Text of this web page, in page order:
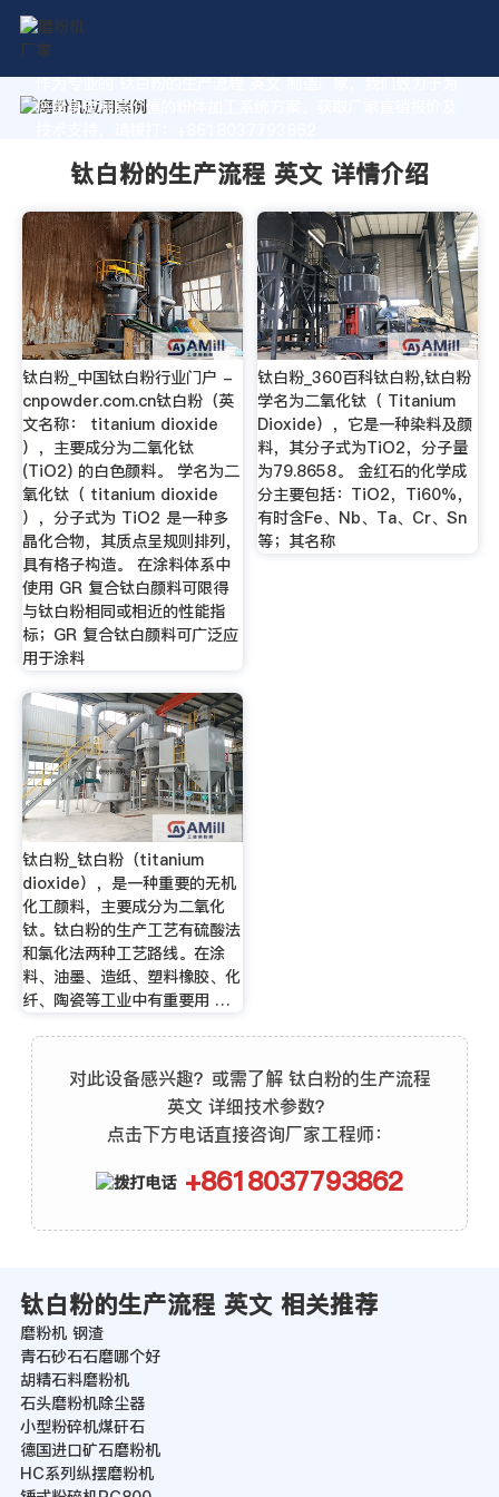
作为专业的 钛白粉的生产流程 英文 制造厂家，我们致力于为
您量身定制高价值的粉体加工系统方案。获取厂家直销报价及
钛白粉的生产流程 英文 详情介绍
钛白粉_中国钛白粉行业门户 -
cnpowder.com.cn钛白粉（英
文名称： titanium dioxide
），主要成分为二氧化钛
(TiO2) 的白色颜料。 学名为二
氧化钛（ titanium dioxide
），分子式为 TiO2 是一种多
晶化合物，其质点呈规则排列，
具有格子构造。 在涂料体系中
使用 GR 复合钛白颜料可限得
与钛白粉相同或相近的性能指
标；GR 复合钛白颜料可广泛应
用于涂料
钛白粉_360百科钛白粉,钛白粉
学名为二氧化钛（ Titanium
Dioxide），它是一种染料及颜
料，其分子式为TiO2，分子量
为79.8658。 金红石的化学成
分主要包括：TiO2，Ti60%，
有时含Fe、Nb、Ta、Cr、Sn
等；其名称
钛白粉_钛白粉（titanium
dioxide），是一种重要的无机
化工颜料，主要成分为二氧化
钛。钛白粉的生产工艺有硫酸法
和氯化法两种工艺路线。在涂
料、油墨、造纸、塑料橡胶、化
纤、陶瓷等工业中有重要用 …
对此设备感兴趣？或需了解 钛白粉的生产流程
英文 详细技术参数？
点击下方电话直接咨询厂家工程师：
+8618037793862
钛白粉的生产流程 英文 相关推荐
磨粉机 钢渣
青石砂石石磨哪个好
胡精石料磨粉机
石头磨粉机除尘器
小型粉碎机煤矸石
德国进口矿石磨粉机
HC系列纵摆磨粉机